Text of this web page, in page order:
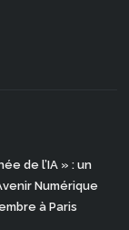
de l’IA » : un
Numérique
à Paris